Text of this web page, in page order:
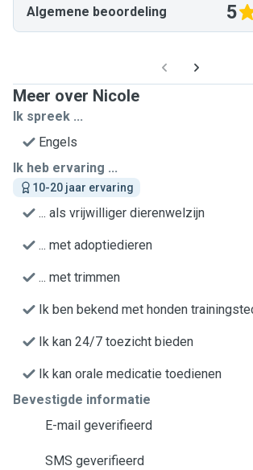
Algemene beoordeling 5
Meer over Nicole
Ik spreek ...
Engels
Ik heb ervaring ...
10-20 jaar ervaring
... als vrijwilliger dierenwelzijn
... met adoptiedieren
... met trimmen
Ik ben bekend met honden
Ik kan 24/7 toezicht bieden
Ik kan orale medicatie toedienen
Bevestigde informatie
E-mail geverifieerd
SMS geverifieerd